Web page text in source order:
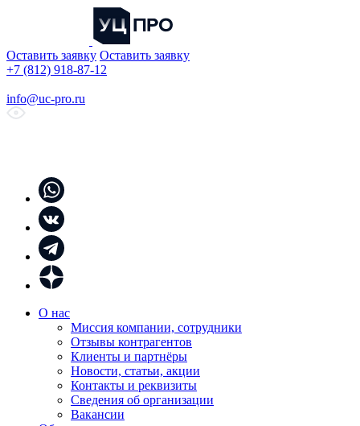
Оставить заявку Оставить заявку
+7 (812) 918-87-12
info@uc-pro.ru
О нас
Миссия компании, сотрудники
Отзывы контрагентов
Клиенты и партнёры
Новости, статьи, акции
Контакты и реквизиты
Сведения об организации
Вакансии